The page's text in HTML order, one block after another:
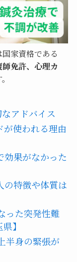
国家資格である
免許、心理カ
アドバイス
が使われる理由
効果がなかった
の特徴や体質は
った突発性難
】
半身の緊張が